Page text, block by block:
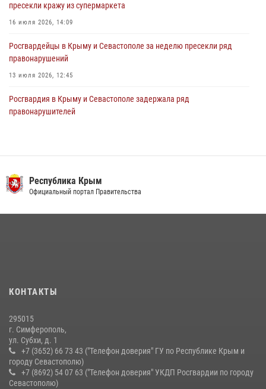
пресекли кражу из супермаркета
16 июля 2026, 14:09
Росгвардейцы в Крыму и Севастополе за неделю пресекли ряд
правонарушений
13 июля 2026, 12:45
Росгвардия в Крыму и Севастополе задержала ряд
правонарушителей
Росгвардейцы Крыма и Севастополя отметили День Крещения Руси
В крымской столице росгвардейцы задержали подозреваемую в
10 июля 2026, 15:10
Республика Крым
Официальный портал Правительства
КОНТАКТЫ
295015
г. Симферополь,
ул. Субхи, д. 1
+7 (3652) 66 73 43 ("Телефон доверия" ГУ по Республике Крым и
городу Севастополю)
+7 (8692) 54 07 63 ("Телефон доверия" УКДП Росгвардии по городу
Севастополю)